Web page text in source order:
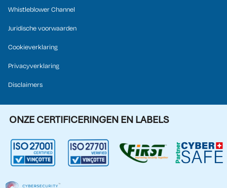
Whistleblower Channel
Juridische voorwaarden
Cookieverklaring
Privacyverklaring
Disclaimers
ONZE CERTIFICERINGEN EN LABELS